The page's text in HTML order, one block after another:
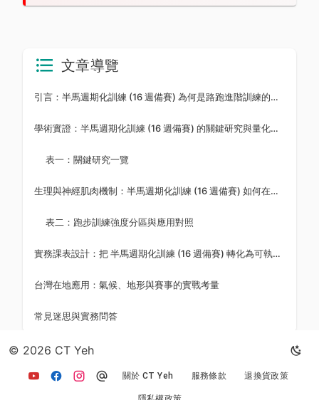
文章導覽
引言：半馬週期化訓練 (16 週備賽) 為何是路跑進階訓練的關鍵拼圖
學術實證：半馬週期化訓練 (16 週備賽) 的關鍵研究與量化數據
表一：關鍵研究一覽
生理與神經肌肉機制：半馬週期化訓練 (16 週備賽) 如何在體內運作
表二：跑步訓練強度分區與應用對照
實務課表設計：把 半馬週期化訓練 (16 週備賽) 轉化為可執行的訓練
台灣在地應用：氣候、地形與賽事的實戰考量
常見迷思與實務問答
© 2026 CT Yeh
關於 CT Yeh 服務條款 退換貨政策